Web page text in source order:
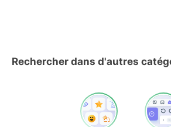
Rechercher dans d'autres